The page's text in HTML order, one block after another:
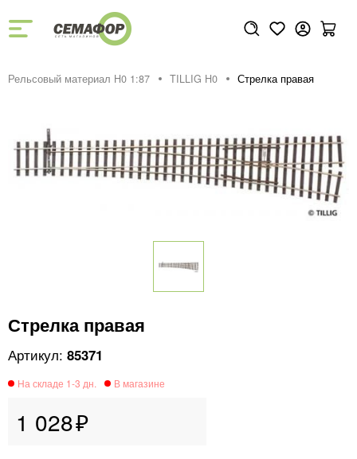
Рельсовый материал H0 1:87 TILLIG H0 Стрелка правая
Стрелка правая
85371
1 028